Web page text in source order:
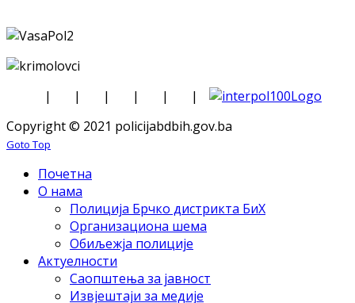
| | | | |
|
Copyright © 2021 policijabdbih.gov.ba
Goto Top
Почетна
О нама
Полиција Брчко дистрикта БиХ
Организациона шема
Обиљежја полиције
Актуелности
Саопштења за јавност
Извјештаји за медије